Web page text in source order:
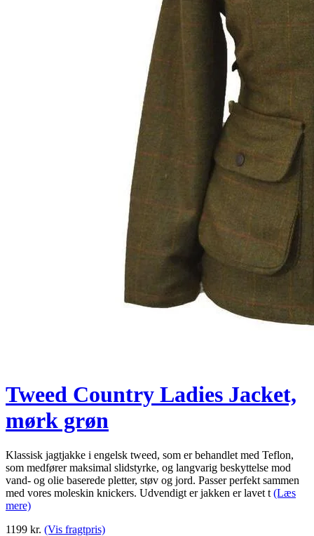
Tweed Country Ladies Jacket,
mørk grøn
Klassisk jagtjakke i engelsk tweed, som er behandlet med Teflon,
som medfører maksimal slidstyrke, og langvarig beskyttelse mod
vand- og olie baserede pletter, støv og jord. Passer perfekt sammen
med vores moleskin knickers. Udvendigt er jakken er lavet t (Læs
mere)
1199 kr. (Vis fragtpris)